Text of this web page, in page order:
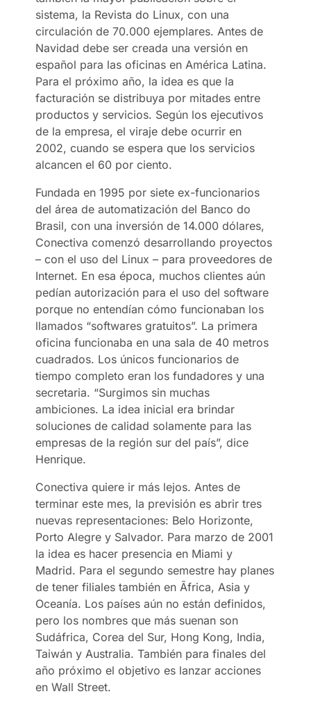
sistema, la Revista do Linux, con una
circulación de 70.000 ejemplares. Antes de
Navidad debe ser creada una versión en
español para las oficinas en América Latina.
Para el próximo año, la idea es que la
facturación se distribuya por mitades entre
productos y servicios. Según los ejecutivos
de la empresa, el viraje debe ocurrir en
2002, cuando se espera que los servicios
alcancen el 60 por ciento.
Fundada en 1995 por siete ex-funcionarios
del área de automatización del Banco do
Brasil, con una inversión de 14.000 dólares,
Conectiva comenzó desarrollando proyectos
– con el uso del Linux – para proveedores de
Internet. En esa época, muchos clientes aún
pedían autorización para el uso del software
porque no entendían cómo funcionaban los
llamados “softwares gratuitos”. La primera
oficina funcionaba en una sala de 40 metros
cuadrados. Los únicos funcionarios de
tiempo completo eran los fundadores y una
secretaria. “Surgimos sin muchas
ambiciones. La idea inicial era brindar
soluciones de calidad solamente para las
empresas de la región sur del país”, dice
Henrique.
Conectiva quiere ir más lejos. Antes de
terminar este mes, la previsión es abrir tres
nuevas representaciones: Belo Horizonte,
Porto Alegre y Salvador. Para marzo de 2001
la idea es hacer presencia en Miami y
Madrid. Para el segundo semestre hay planes
de tener filiales también en Ãfrica, Asia y
Oceanía. Los países aún no están definidos,
pero los nombres que más suenan son
Sudáfrica, Corea del Sur, Hong Kong, India,
Taiwán y Australia. También para finales del
año próximo el objetivo es lanzar acciones
en Wall Street.